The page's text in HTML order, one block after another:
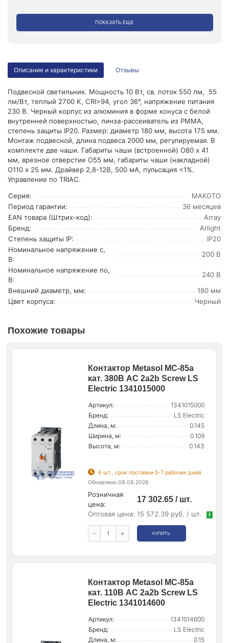
ПОКАЗАТЬ ЕЩЕ
Описание и характеристики Отзывы
Подвесной светильник. Мощность 10 Вт, св. поток 550 лм, 55
лм/Вт, теплый 2700 K, CRI>94, угол 36°, напряжение питания
230 В. Черный корпус из алюминия в форме конуса с белой
внутренней поверхностью, линза-рассеиватель из PMMA,
степень защиты IP20. Размер: диаметр 180 мм, высота 175 мм.
Монтаж подвесной, длина подвеса 2000 мм, регулируемая. В
комплекте две чаши. Габариты чаши (встроенной) O80 х 41
мм, врезное отверстие O55 мм, габариты чаши (накладной)
O110 х 25 мм. Драйвер 2,8-12В, 500 мА, пульсация <1%.
Управление по TRIAC.
Серия:
MAKOTO
Период гарантии:
36 месяцев
EAN товара (Штрих-код):
Array
Бренд:
Arlight
Степень защиты IP:
IP20
Номинальное напряжение с,
В:
200 В
Номинальное напряжение по,
В:
240 В
Внешний диаметр, мм:
180 мм
Цвет корпуса:
Черный
Похожие товары
Контактор Metasol MC-85a
кат. 380В AC 2a2b Screw LS
Electric 1341015000
Артикул:
1341015000
Бренд:
LS Electric
Длина, м:
0.145
Ширина, м:
0.109
Высота, м:
0.143
6 шт., срок поставки 5-7 рабочих дней
Обновлено 08.08.2026
Розничная
цена:
17 302.65 / шт.
Оптовая цена: 15 572.39 руб. / шт. !
- + КУПИТЬ
Контактор Metasol MC-85a
кат. 110В AC 2a2b Screw LS
Electric 1341014600
Артикул:
1341014600
Бренд:
LS Electric
Длина, м:
0.15